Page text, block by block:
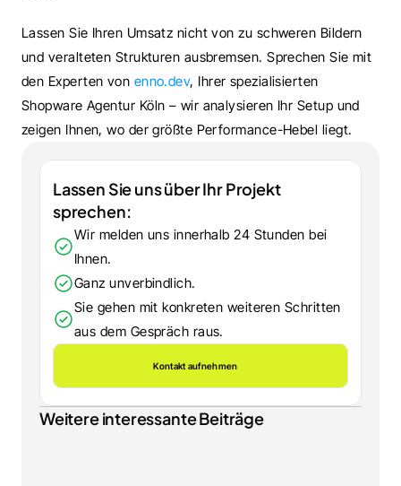
Lassen Sie Ihren Umsatz nicht von zu schweren Bildern
und veralteten Strukturen ausbremsen. Sprechen Sie mit
den Experten von enno.dev, Ihrer spezialisierten
Shopware Agentur Köln – wir analysieren Ihr Setup und
zeigen Ihnen, wo der größte Performance-Hebel liegt.
Lassen Sie uns über Ihr Projekt
sprechen:
Wir melden uns innerhalb 24 Stunden bei
Ihnen.
Ganz unverbindlich.
Sie gehen mit konkreten weiteren Schritten
aus dem Gespräch raus.
Kontakt aufnehmen
Weitere interessante Beiträge